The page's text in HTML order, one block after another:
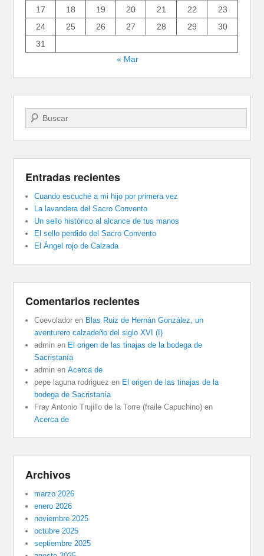
17
18 19 20 21 22
23
24
25 26 27 28 29
30
31
« Mar
Buscar
Entradas recientes
Cuando escuché a mi hijo por primera vez
La lavandera del Sacro Convento
Un sello histórico al alcance de tus manos
El sello perdido del Sacro Convento
El Ángel rojo de Calzada
Comentarios recientes
Coevolador en Blas Ruiz de Hernán González, un
aventurero calzadeño del siglo XVI (I)
admin en El origen de las tinajas de la bodega de
Sacristanía
admin enAcerca de
pepe laguna rodriguez en El origen de las tinajas de la
bodega de Sacristanía
Fray Antonio Trujillo de la Torre (fraile Capuchino) en
Acerca de
Archivos
marzo 2026
enero 2026
noviembre 2025
octubre 2025
septiembre 2025